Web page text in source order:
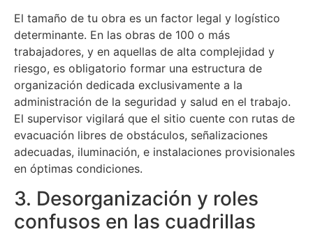
El tamaño de tu obra es un factor legal y logístico
determinante. En las obras de 100 o más
trabajadores, y en aquellas de alta complejidad y
riesgo, es obligatorio formar una estructura de
organización dedicada exclusivamente a la
administración de la seguridad y salud en el trabajo.
El supervisor vigilará que el sitio cuente con rutas de
evacuación libres de obstáculos, señalizaciones
adecuadas, iluminación, e instalaciones provisionales
en óptimas condiciones.
3. Desorganización y roles
confusos en las cuadrillas